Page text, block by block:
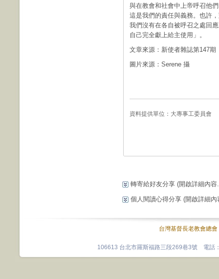
與在教會和社會中上帝呼召他
這是我們的責任與義務。也許
我們沒有在各自被呼召之處回
自己完全獻上給主使用」。
文章來源：新使者雜誌第147期
圖片來源：Serene 攝
資料提供單位： 大專事工委員會
轉寄給好友分享 (開啟詳細內容
個人閱讀心得分享 (開啟詳細內
台灣基督長老教會總會
106613 台北市羅斯福路三段269巷3號 電